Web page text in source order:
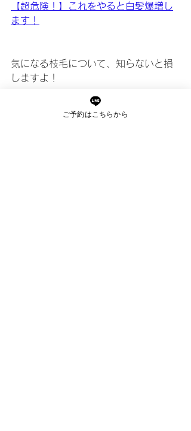
【超危険！】これをやると白髪爆増し
ます！
気になる枝毛について、知らないと損
しますよ！
これで解決★枝毛の原因と対策
ご予約はこちらから